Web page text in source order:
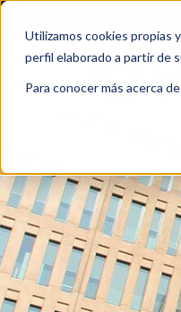
Utilizamos cookies propias
perfil elaborado a partir de
Para conocer más acerca